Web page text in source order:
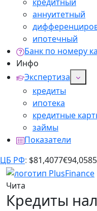
аннуитетный
ипотечный
Банк по номеру
Инфо
Экспертиза
кредиты
ипотека
кредитные
займы
Показатели
ЦБ РФ: $81,4077€94,0585
Чита
Кредиты